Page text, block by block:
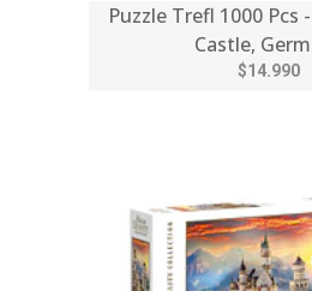
Puzzle Trefl 1000 Pcs
Castle,
$14.990